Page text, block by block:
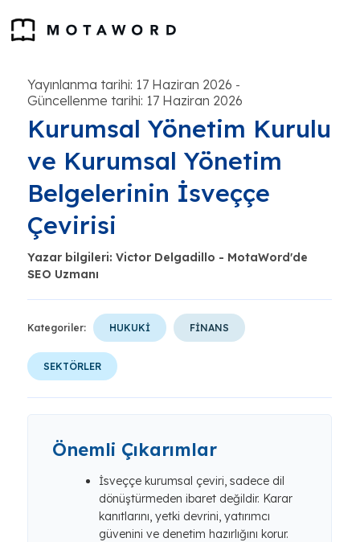
Yayınlanma tarihi: 17 Haziran 2026 -
Güncellenme tarihi: 17 Haziran 2026
Kurumsal Yönetim Kurulu
ve Kurumsal Yönetim
Belgelerinin İsveççe
Çevirisi
Yazar bilgileri: Victor Delgadillo - MotaWord'de
SEO Uzmanı
Kategoriler: HUKUKİ FİNANS
SEKTÖRLER
Önemli Çıkarımlar
İsveççe kurumsal çeviri, sadece dil
dönüştürmeden ibaret değildir. Karar
kanıtlarını, yetki devrini, yatırımcı
güvenini ve denetim hazırlığını korur.